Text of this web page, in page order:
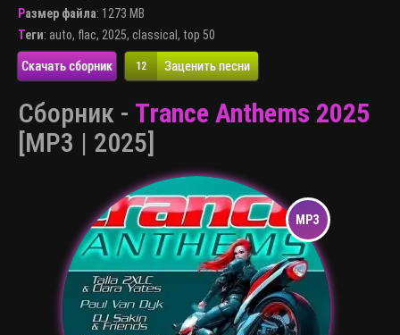
Размер файла: 1273 MB
Теги: auto, flac, 2025, classical , top 50
Скачать сборник 12 Заценить песни
Сборник - Trance Anthems 2025
[MP3 | 2025]